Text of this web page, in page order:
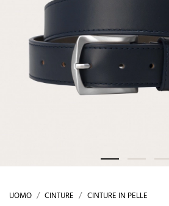
UOMO CINTURE CINTURE IN PELLE